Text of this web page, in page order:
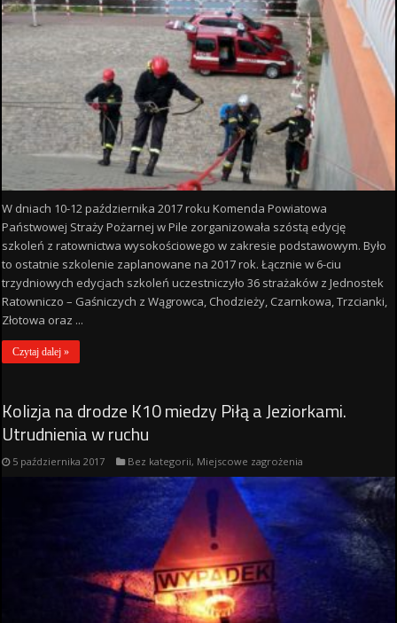
W dniach 10-12 października 2017 roku Komenda Powiatowa
Państwowej Straży Pożarnej w Pile zorganizowała szóstą edycję
szkoleń z ratownictwa wysokościowego w zakresie podstawowym. Było
to ostatnie szkolenie zaplanowane na 2017 rok. Łącznie w 6-ciu
trzydniowych edycjach szkoleń uczestniczyło 36 strażaków z Jednostek
Ratowniczo – Gaśniczych z Wągrowca, Chodzieży, Czarnkowa, Trzcianki,
Złotowa oraz ...
Czytaj dalej »
Kolizja na drodze K10 miedzy Piłą a Jeziorkami.
Utrudnienia w ruchu
5 października 2017 Bez kategorii, Miejscowe zagrożenia